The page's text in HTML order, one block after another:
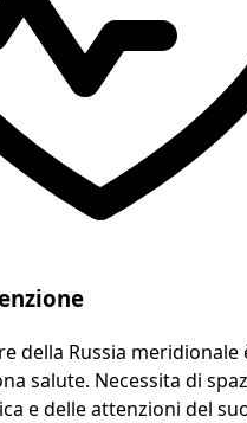
della Russia meridionale
salute. Necessita di
e delle attenzioni del